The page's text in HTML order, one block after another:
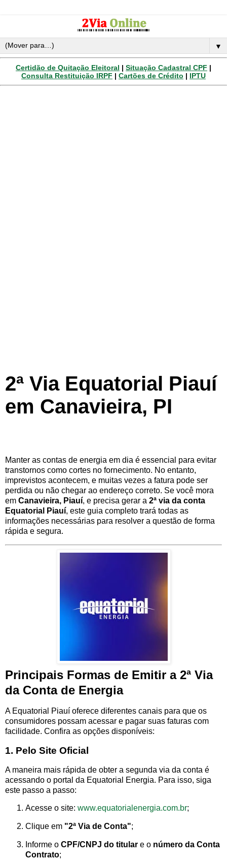
▼
Certidão de Quitação Eleitoral | Situação Cadastral CPF |
Consulta Restituição IRPF | Cartões de Crédito | IPTU
2ª Via Equatorial Piauí
em Canavieira, PI
Manter as contas de energia em dia é essencial para evitar
transtornos como cortes no fornecimento. No entanto,
imprevistos acontecem, e muitas vezes a fatura pode ser
perdida ou não chegar ao endereço correto. Se você mora
em Canavieira, Piauí, e precisa gerar a 2ª via da conta
Equatorial Piauí, este guia completo trará todas as
informações necessárias para resolver a questão de forma
rápida e segura.
Principais Formas de Emitir a 2ª Via
da Conta de Energia
A Equatorial Piauí oferece diferentes canais para que os
consumidores possam acessar e pagar suas faturas com
facilidade. Confira as opções disponíveis:
1. Pelo Site Oficial
A maneira mais rápida de obter a segunda via da conta é
acessando o portal da Equatorial Energia. Para isso, siga
este passo a passo:
Acesse o site: www.equatorialenergia.com.br;
Clique em "2ª Via de Conta";
Informe o CPF/CNPJ do titular e o número da Conta
Contrato;